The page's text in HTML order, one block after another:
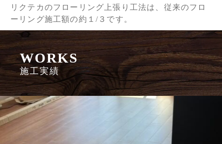
リクテカのフローリング上張り工法は、従来のフロ
ーリング施工額の約１/３です。
WORKS
施工実績